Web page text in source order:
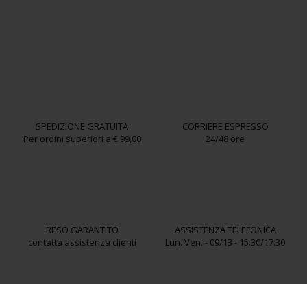
SPEDIZIONE GRATUITA
Per ordini superiori a € 99,00
CORRIERE ESPRESSO
24/48 ore
RESO GARANTITO
contatta assistenza clienti
ASSISTENZA TELEFONICA
Lun. Ven. - 09/13 - 15.30/17.30